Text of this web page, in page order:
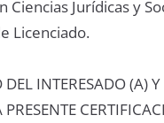
Ciencias Jurídicas y
Licenciado.
INTERESADO (A)
PRESENTE